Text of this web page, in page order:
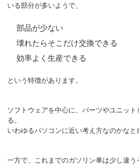
いる部分が多いようで、
部品が少ない
壊れたらそこだけ交換できる
効率よく生産できる
という特徴があります。
ソフトウェアを中心に、パーツやユニッ
る。
いわゆるパソコンに近い考え方なのかなと
一方で、これまでのガソリン車は少し違う